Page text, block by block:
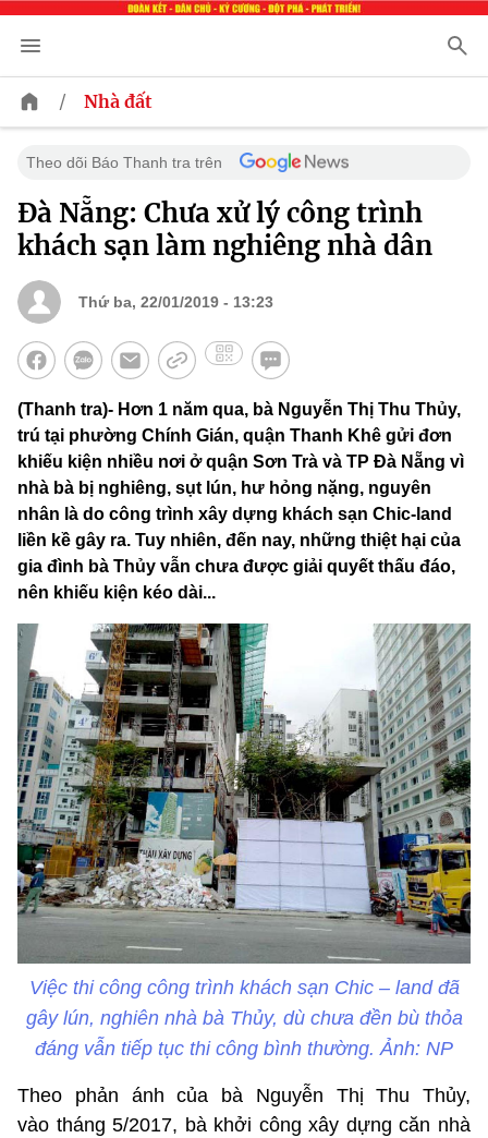
/ Nhà đất
Theo dõi Báo Thanh tra trên
Đà Nẵng: Chưa xử lý công trình
khách sạn làm nghiêng nhà dân
Thứ ba, 22/01/2019 - 13:23
(Thanh tra)- Hơn 1 năm qua, bà Nguyễn Thị Thu Thủy,
trú tại phường Chính Gián, quận Thanh Khê gửi đơn
khiếu kiện nhiều nơi ở quận Sơn Trà và TP Đà Nẵng vì
nhà bà bị nghiêng, sụt lún, hư hỏng nặng, nguyên
nhân là do công trình xây dựng khách sạn Chic-land
liền kề gây ra. Tuy nhiên, đến nay, những thiệt hại của
gia đình bà Thủy vẫn chưa được giải quyết thấu đáo,
nên khiếu kiện kéo dài...
Việc thi công công trình khách sạn Chic – land đã
gây lún, nghiên nhà bà Thủy, dù chưa đền bù thỏa
đáng vẫn tiếp tục thi công bình thường. Ảnh: NP
Theo phản ánh của bà Nguyễn Thị Thu Thủy,
vào tháng 5/2017, bà khởi công xây dựng căn nhà